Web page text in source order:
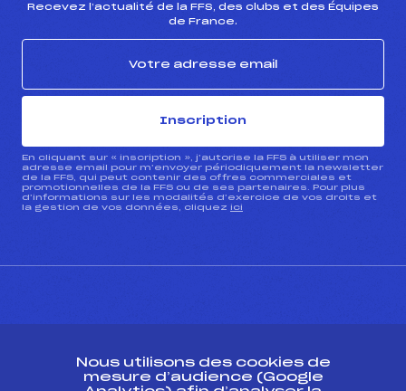
Recevez l’actualité de la FFS, des clubs et des Équipes
de France.
Inscription
En cliquant sur « inscription », j’autorise la FFS à utiliser mon
adresse email pour m’envoyer périodiquement la newsletter
de la FFS, qui peut contenir des offres commerciales et
promotionnelles de la FFS ou de ses partenaires. Pour plus
d’informations sur les modalités d’exercice de vos droits et
la gestion de vos données, cliquez ici
Nous utilisons des cookies de
mesure d’audience (Google